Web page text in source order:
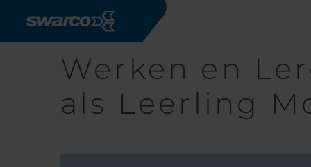
Werken en
als Leerling